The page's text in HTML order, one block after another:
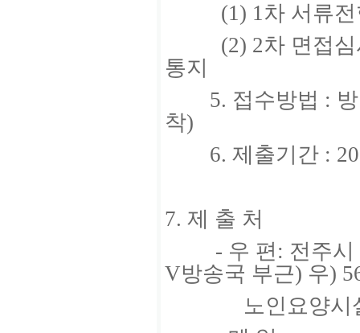
(1) 1차 서류전형
(2) 2차 면접심사
통지
5. 접수방법 : 방
착)
6. 제출기간 :
7. 제 출 처
- 우 편: 전주시
V방송국 부근) 우)
노인요양시설